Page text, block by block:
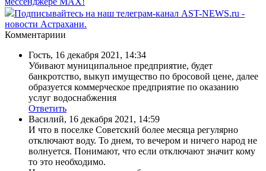
Подписывайтесь на наш телеграм-канал AST-NEWS.ru -
новости Астрахани.
Комментариии
Гость, 16 декабря 2021, 14:34
Убивают муниципальное предприятие, будет
банкротство, выкуп имущество по бросовой цене, далее
образуется коммерческое предприятие по оказанию
услуг водоснабжения
Ответить
Василий, 16 декабря 2021, 14:59
И что в поселке Советский более месяца регулярно
отключают воду. То днем, то вечером и ничего народ не
волнуется. Понимают, что если отключают значит кому
то это необходимо.